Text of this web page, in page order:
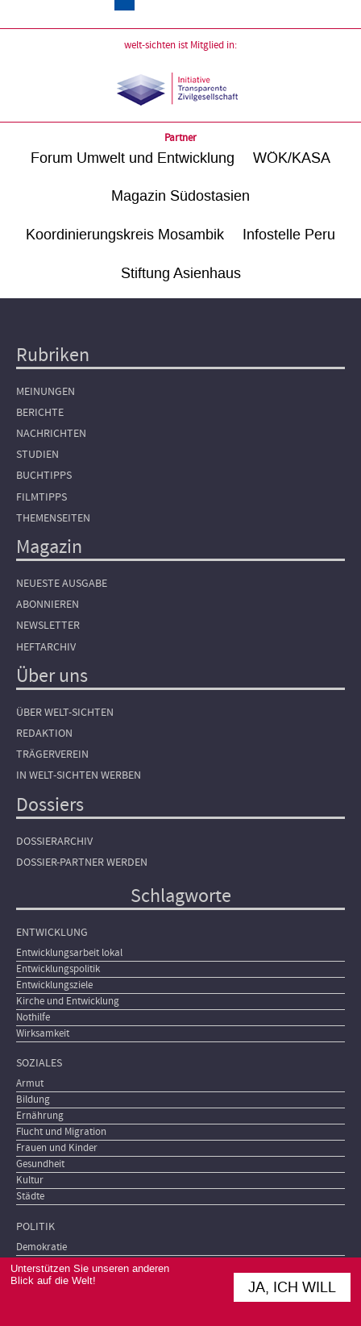
Unterstützen Sie unseren anderen
Blick auf die Welt!
JA, ICH WILL
welt-sichten ist Mitglied in:
Partner
Forum Umwelt und Entwicklung WÖK/KASA
Magazin Südostasien
Koordinierungskreis Mosambik Infostelle Peru
Stiftung Asienhaus
Hauptnavigation
Rubriken
MEINUNGEN
BERICHTE
NACHRICHTEN
STUDIEN
BUCHTIPPS
FILMTIPPS
THEMENSEITEN
Magazin
NEUESTE AUSGABE
ABONNIEREN
NEWSLETTER
HEFTARCHIV
Über uns
ÜBER WELT-SICHTEN
REDAKTION
TRÄGERVEREIN
IN WELT-SICHTEN WERBEN
Dossiers
DOSSIERARCHIV
DOSSIER-PARTNER WERDEN
Schlagworte
ENTWICKLUNG
Entwicklungsarbeit lokal
Entwicklungspolitik
Entwicklungsziele
Kirche und Entwicklung
Nothilfe
Wirksamkeit
SOZIALES
Armut
Bildung
Ernährung
Flucht und Migration
Frauen und Kinder
Gesundheit
Kultur
Städte
POLITIK
Demokratie
Fragile Staaten
Friedensarbeit